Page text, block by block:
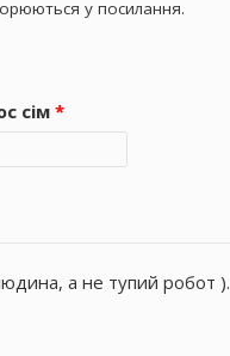
у посилання.
сім*
а не тупий робот ).